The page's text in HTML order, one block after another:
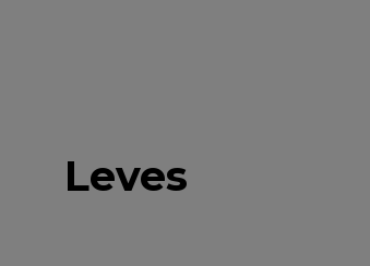
Leves